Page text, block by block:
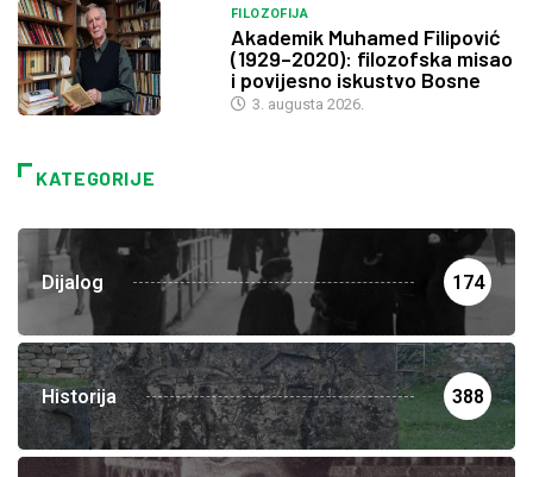
FILOZOFIJA
Akademik Muhamed Filipović
(1929–2020): filozofska misao
i povijesno iskustvo Bosne
3. augusta 2026.
KATEGORIJE
Dijalog 174
Historija 388